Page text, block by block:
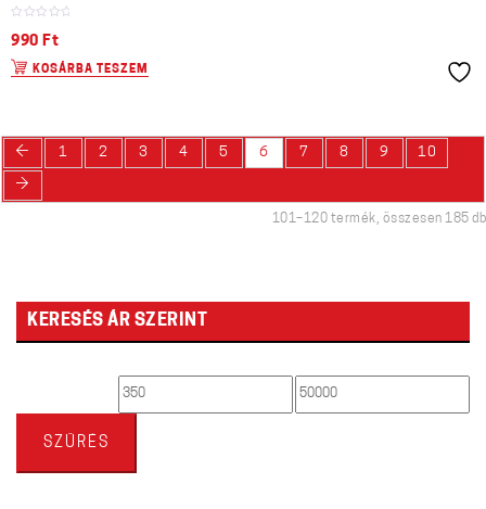
990 Ft
KOSÁRBA TESZEM
← 1 2 3 4 5 6 7 8 9 10
→
101–120 termék, összesen 185 db
KERESÉS ÁR SZERINT
Min Max
SZŰRÉS